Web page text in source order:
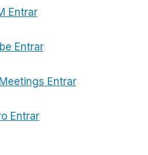
Entrar
Entrar
Entrar
Entrar